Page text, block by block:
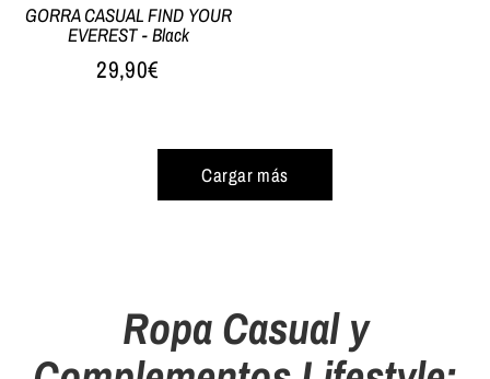
GORRA CASUAL FIND YOUR
EVEREST - Black
29,90€
Cargar más
Ropa Casual y